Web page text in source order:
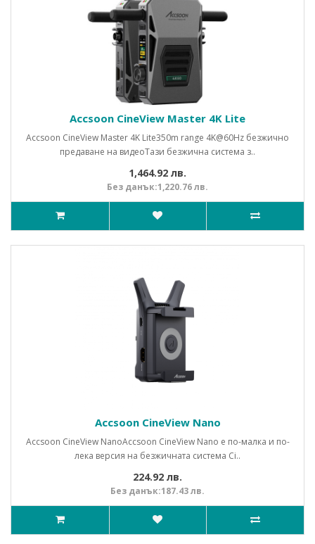
Accsoon CineView Master 4K Lite
Accsoon CineView Master 4K Lite350m range 4K@60Hz безжично
предаване на видеоТази безжична система з..
1,464.92 лв.
Без данък:1,220.76 лв.
Accsoon CineView Nano
Accsoon CineView NanoAccsoon CineView Nano е по-малка и по-
лека версия на безжичната система Ci..
224.92 лв.
Без данък:187.43 лв.